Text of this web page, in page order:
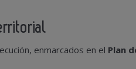
enmarcados en el Plan